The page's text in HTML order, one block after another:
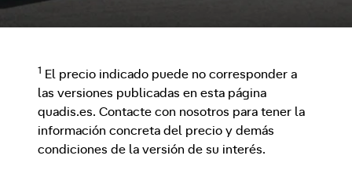
1
El precio indicado puede no corresponder a
las versiones publicadas en esta página
quadis.es. Contacte con nosotros para tener la
información concreta del precio y demás
condiciones de la versión de su interés.